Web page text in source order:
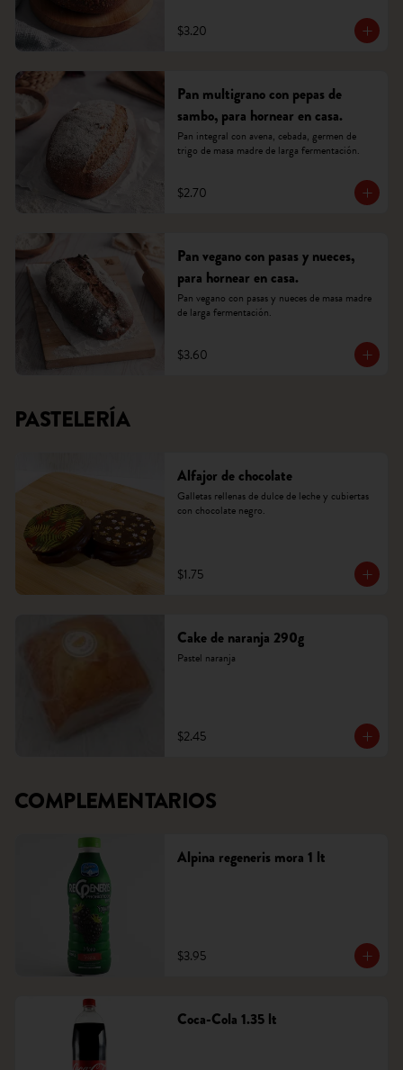
$3.20
Pan multigrano con pepas de
sambo, para hornear en casa.
Pan integral con avena, cebada, germen de
trigo de masa madre de larga fermentación.
$2.70
Pan vegano con pasas y nueces,
para hornear en casa.
Pan vegano con pasas y nueces de masa madre
de larga fermentación.
$3.60
PASTELERÍA
Alfajor de chocolate
Galletas rellenas de dulce de leche y cubiertas
con chocolate negro.
$1.75
Cake de naranja 290g
Pastel naranja
$2.45
COMPLEMENTARIOS
Alpina regeneris mora 1 lt
$3.95
Coca-Cola 1.35 lt